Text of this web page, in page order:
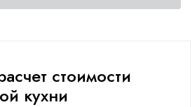
стоимости
кухни